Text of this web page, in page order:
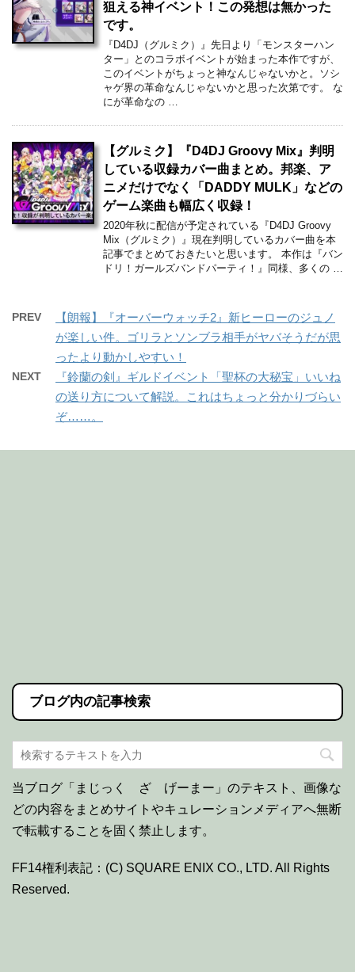
狙える神イベント！この発想は無かった
です。
『D4DJ（グルミク）』先日より「モンスターハン
ター」とのコラボイベントが始まった本作ですが、
このイベントがちょっと神なんじゃないかと。ソシ
ャゲ界の革命なんじゃないかと思った次第です。 な
にが革命なの …
【グルミク】『D4DJ Groovy Mix』判明
している収録カバー曲まとめ。邦楽、ア
ニメだけでなく「DADDY MULK」などの
ゲーム楽曲も幅広く収録！
2020年秋に配信が予定されている『D4DJ Groovy
Mix（グルミク）』現在判明しているカバー曲を本
記事でまとめておきたいと思います。 本作は『バン
ドリ！ガールズバンドパーティ！』同様、多くの …
PREV
【朗報】『オーバーウォッチ2』新ヒーローのジュノ
が楽しい件。ゴリラとソンブラ相手がヤバそうだが思
ったより動かしやすい！
NEXT
『鈴蘭の剣』ギルドイベント「聖杯の大秘宝」いいね
の送り方について解説。これはちょっと分かりづらい
ぞ……。
ブログ内の記事検索
当ブログ「まじっく ざ げーまー」のテキスト、画像な
どの内容をまとめサイトやキュレーションメディアへ無断
で転載することを固く禁止します。
FF14権利表記：(C) SQUARE ENIX CO., LTD. All Rights
Reserved.